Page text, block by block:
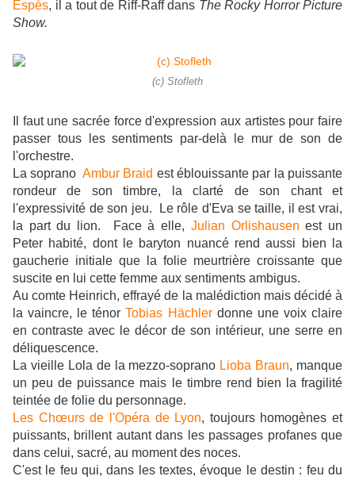
Espès, il a tout de Riff-Raff dans The Rocky Horror Picture
Show.
(c) Stofleth
Il faut une sacrée force d'expression aux artistes pour faire
passer tous les sentiments par-delà le mur de son de
l'orchestre.
La soprano Ambur Braid est éblouissante par la puissante
rondeur de son timbre, la clarté de son chant et
l'expressivité de son jeu. Le rôle d'Eva se taille, il est vrai,
la part du lion. Face à elle, Julian Orlishausen est un
Peter habité, dont le baryton nuancé rend aussi bien la
gaucherie initiale que la folie meurtrière croissante que
suscite en lui cette femme aux sentiments ambigus.
Au comte Heinrich, effrayé de la malédiction mais décidé à
la vaincre, le ténorTobias Hächlerdonne une voix claire
en contraste avec le décor de son intérieur, une serre en
déliquescence.
La vieille Lola de la mezzo-soprano Lioba Braun, manque
un peu de puissance mais le timbre rend bien la fragilité
teintée de folie du personnage.
Les Chœurs de l'Opéra de Lyon, toujours homogènes et
puissants, brillent autant dans les passages profanes que
dans celui, sacré, au moment des noces.
C'est le feu qui, dans les textes, évoque le destin : feu du